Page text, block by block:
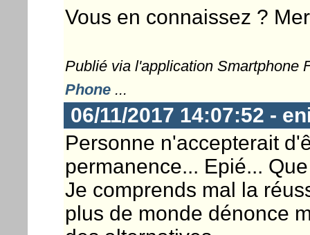
Vous en connaissez ?
Publié via l'application Smartphone
Phone...
06/11/2017 14:07:52 -
Personne n'accepterait
permanence... Epié...
Je comprends mal la
plus de monde dénonce